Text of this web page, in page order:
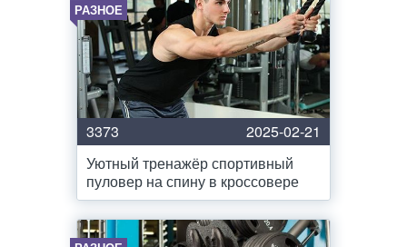
РАЗНОЕ
3373
2025-02-21
Уютный тренажёр спортивный
пуловер на спину в кроссовере